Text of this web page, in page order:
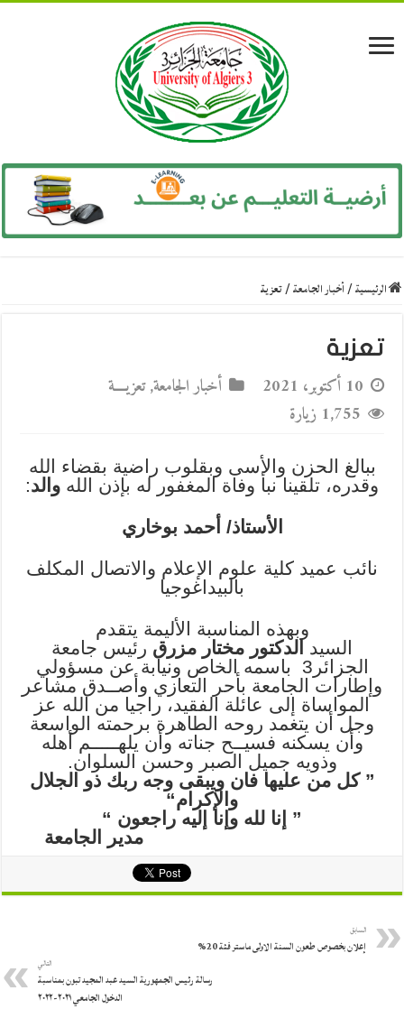
الرئيسية/أخبار الجامعة/تعزية
تعزية
10 أكتوبر، 2021 أخبار الجامعة,تعزيــــة
1,755 زيارة
ببالغ الحزن والأسى وبقلوب راضية بقضاء الله
وقدره، تلقينا نبأ وفاة المغفور له بإذن الله والد:
الأستاذ/ أحمد بوخاري
نائب عميد كلية علوم الإعلام والاتصال المكلف
بالبيداغوجيا
وبهذه المناسبة الأليمة يتقدم
السيد الدكتور مختار مزرق رئيس جامعة
الجزائر3 باسمه الخاص ونيابة عن مسؤولي
وإطارات الجامعة بأحر التعازي وأصــدق مشاعر
المواساة إلى عائلة الفقيد، راجيا من الله عز
وجل أن يتغمد روحه الطاهرة برحمته الواسعة
وأن يسكنه فسيــح جناته وأن يلهـــــم أهله
وذويه جميل الصبر وحسن السلوان.
‎” كل من عليها فان ويبقى وجه ربك ذو الجلال
والإكرام“
السابق
إعلان بخصوص طعون السنة الاولى ماستر فئة 20%
التالي
رسالة رئيس الجمهورية السيد عبد المجيد تبون بمناسبة
الدخول الجامعي ٢٠٢١-٢٠٢٢